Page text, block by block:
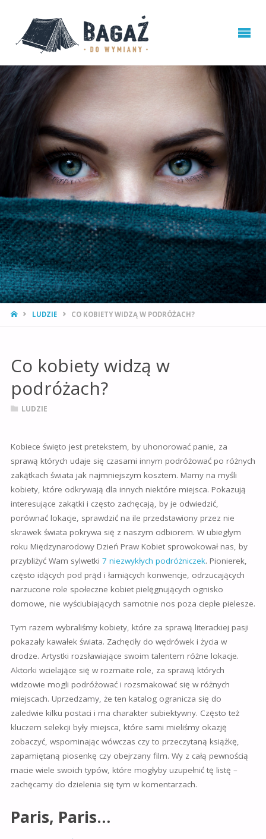
STRONA
LUDZIE CO KOBIETY WIDZĄ W PODRÓŻACH?
Co kobiety widzą w
podróżach?
LUDZIE
Kobiece święto jest pretekstem, by uhonorować panie, za
sprawą których udaje się czasami innym podróżować po różnych
zakątkach świata jak najmniejszym kosztem. Mamy na myśli
kobiety, które odkrywają dla innych niektóre miejsca. Pokazują
interesujące zakątki i często zachęcają, by je odwiedzić,
porównać lokacje, sprawdzić na ile przedstawiony przez nie
skrawek świata pokrywa się z naszym odbiorem. W ubiegłym
roku Międzynarodowy Dzień Praw Kobiet sprowokował nas, by
przybliżyć Wam sylwetki 7 niezwykłych podróżniczek. Pionierek,
często idących pod prąd i łamiących konwencje, odrzucających
narzucone role społeczne kobiet pielęgnujących ognisko
domowe, nie wyściubiających samotnie nos poza ciepłe pielesze.
Tym razem wybraliśmy kobiety, które za sprawą literackiej pasji
pokazały kawałek świata. Zachęciły do wędrówek i życia w
drodze. Artystki rozsławiające swoim talentem różne lokacje.
Aktorki wcielające się w rozmaite role, za sprawą których
widzowie mogli podróżować i rozsmakować się w różnych
miejscach. Uprzedzamy, że ten katalog ogranicza się do
zaledwie kilku postaci i ma charakter subiektywny. Często też
kluczem selekcji były miejsca, które sami mieliśmy okazję
zobaczyć, wspominając wówczas czy to przeczytaną książkę,
zapamiętaną piosenkę czy obejrzany film. Wy z całą pewnością
macie wiele swoich typów, które mogłyby uzupełnić tę listę –
zachęcamy do dzielenia się tym w komentarzach.
Paris, Paris…